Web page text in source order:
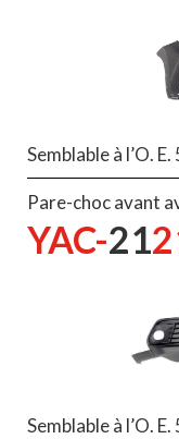
Semblable à l’O.
Pare-choc avant
YAC-21
Semblable à l’O.